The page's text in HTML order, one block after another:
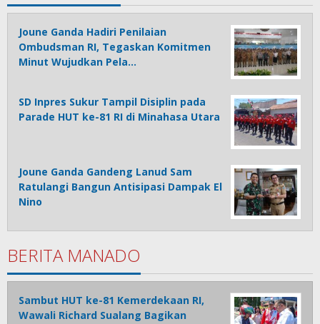
Joune Ganda Hadiri Penilaian
Ombudsman RI, Tegaskan Komitmen
Minut Wujudkan Pela…
SD Inpres Sukur Tampil Disiplin pada
Parade HUT ke-81 RI di Minahasa Utara
Joune Ganda Gandeng Lanud Sam
Ratulangi Bangun Antisipasi Dampak El
Nino
BERITA MANADO
Sambut HUT ke-81 Kemerdekaan RI,
Wawali Richard Sualang Bagikan